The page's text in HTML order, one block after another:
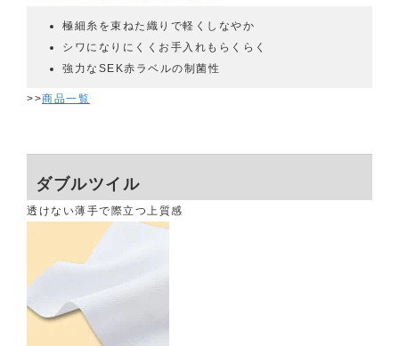
極細糸を束ねた織りで軽くしなやか
シワになりにくくお手入れもらくらく
強力なSEK赤ラベルの制菌性
>>商品一覧
ダブルツイル
透けない薄手で際立つ上質感